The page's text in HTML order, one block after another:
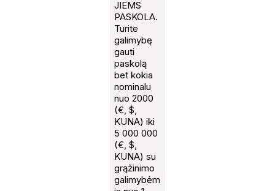
JIEMS
PASKOLA.
Turite
galimybę
gauti
paskolą
bet kokia
nominalu
nuo 2000
(€, $,
KUNA) iki
5 000 000
(€, $,
KUNA) su
grąžinimo
galimybėm